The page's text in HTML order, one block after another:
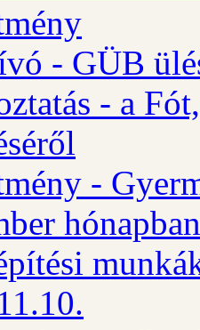
- GÜB
- a
-
hónapban